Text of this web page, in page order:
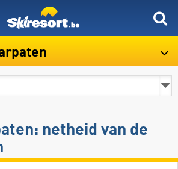
netheid van de